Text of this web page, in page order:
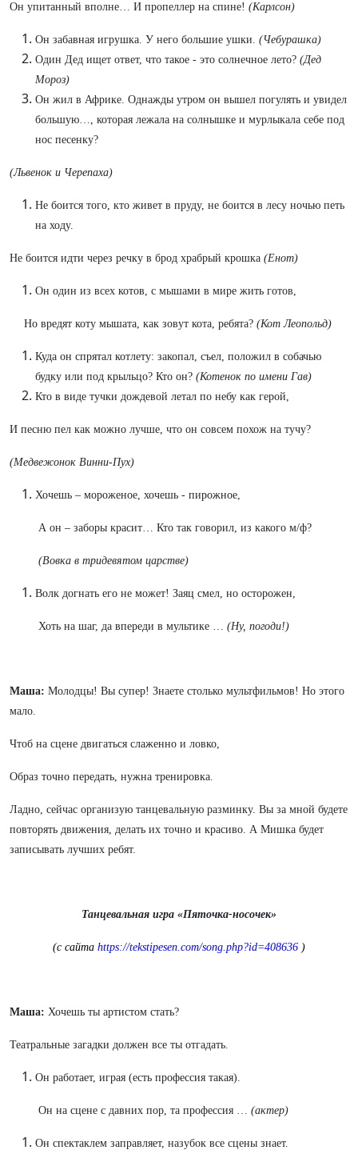
Он упитанный вполне… И пропеллер на спине! (Карлсон)
Он забавная игрушка. У него большие ушки. (Чебурашка)
Один Дед ищет ответ, что такое - это солнечное лето? (Дед
Мороз)
Он жил в Африке. Однажды утром он вышел погулять и увидел
большую…, которая лежала на солнышке и мурлыкала себе под
нос песенку?
(Львенок и Черепаха)
Не боится того, кто живет в пруду, не боится в лесу ночью петь
на ходу.
Не боится идти через речку в брод храбрый крошка (Енот)
Он один из всех котов, с мышами в мире жить готов,
Но вредят коту мышата, как зовут кота, ребята? (Кот Леопольд)
Куда он спрятал котлету: закопал, съел, положил в собачью
будку или под крыльцо? Кто он? (Котенок по имени Гав)
Кто в виде тучки дождевой летал по небу как герой,
И песню пел как можно лучше, что он совсем похож на тучу?
(Медвежонок Винни-Пух)
Хочешь – мороженое, хочешь - пирожное,
А он – заборы красит… Кто так говорил, из какого м/ф?
(Вовка в тридевятом царстве)
Волк догнать его не может! Заяц смел, но осторожен,
Хоть на шаг, да впереди в мультике … (Ну, погоди!)
Маша: Молодцы! Вы супер! Знаете столько мультфильмов! Но этого
мало.
Чтоб на сцене двигаться слаженно и ловко,
Образ точно передать, нужна тренировка.
Ладно, сейчас организую танцевальную разминку. Вы за мной будете
повторять движения, делать их точно и красиво. А Мишка будет
записывать лучших ребят.
Танцевальная игра «Пяточка-носочек»
(с сайта https://tekstipesen.com/song.php?id=408636 )
Маша: Хочешь ты артистом стать?
Театральные загадки должен все ты отгадать.
Он работает, играя (есть профессия такая).
Он на сцене с давних пор, та профессия … (актер)
Он спектаклем заправляет, назубок все сцены знает.